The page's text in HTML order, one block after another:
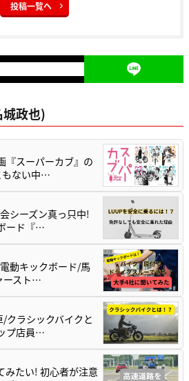
投稿一覧へ
政也)
『スーパーカブ』の
もない中…
シーズン真っ只中!
ード『…
動キックボード/馬
ースト…
クラシックバイクと
プ店員…
みたい! 初心者が注意